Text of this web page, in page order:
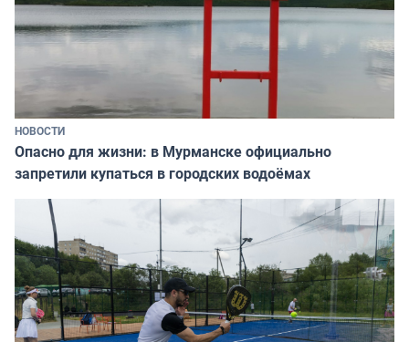
НОВОСТИ
Опасно для жизни: в Мурманске официально
запретили купаться в городских водоёмах